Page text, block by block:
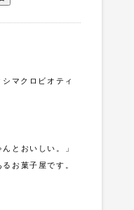
マクロビオティ
とおいしい。」
お菓子屋です。